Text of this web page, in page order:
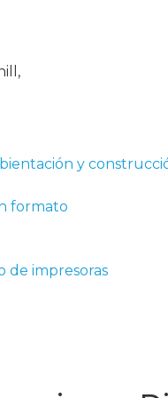
y
formato
de impresoras